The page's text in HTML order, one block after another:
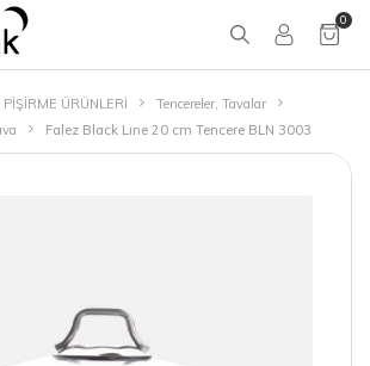
0
PİŞİRME ÜRÜNLERİ
Tencereler, Tavalar
Falez Black Lıne 20 cm Tencere BLN 3003